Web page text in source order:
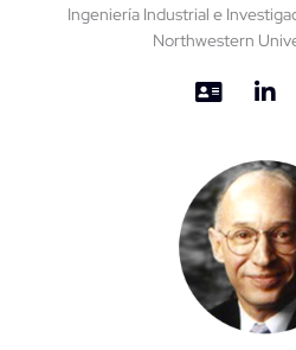
Ingeniería Industrial e
Northwestern